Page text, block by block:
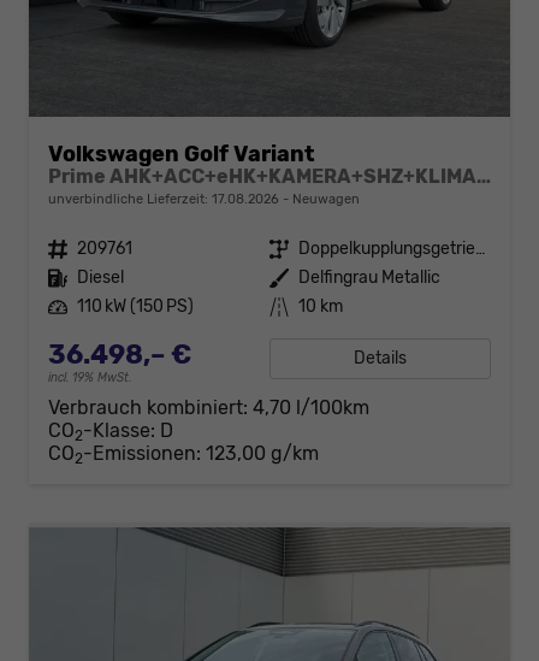
Volkswagen Golf Variant
Prime AHK+ACC+eHK+KAMERA+SHZ+KLIMA+LED+17" ALU
unverbindliche Lieferzeit: 17.08.2026 Neuwagen
Fahrzeugnr. 209761 Getriebe
Doppelkupplungsgetriebe (DSG)
Kraftstoff Diesel Außenfarbe Delfingrau Metallic
Leistung 110 kW (150 PS) Kilometerstand 10 km
36.498,– €
incl. 19% MwSt.
Details
Verbrauch kombiniert: 4,70 l/100km
CO2-Klasse: D
CO2-Emissionen: 123,00 g/km